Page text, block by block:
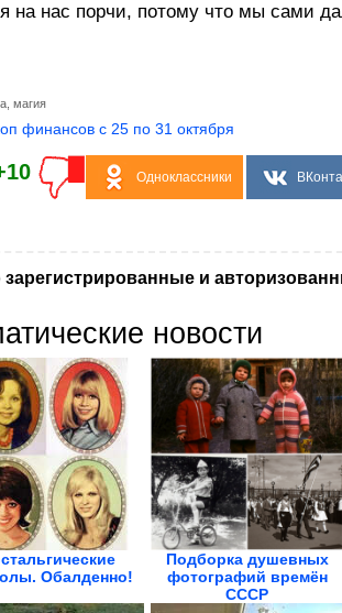
на нас порчи, потому что мы сами
магия
финансов с 25 по 31 октября
Одноклассники
зарегистрированные и
новости
Обалденно!
Подборка душевных
фотографий времён
СССР